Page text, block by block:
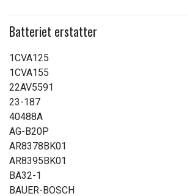
Batteriet erstatter
1CVA125
1CVA155
22AV5591
23-187
40488A
AG-B20P
AR8378BK01
AR8395BK01
BA32-1
BAUER-BOSCH